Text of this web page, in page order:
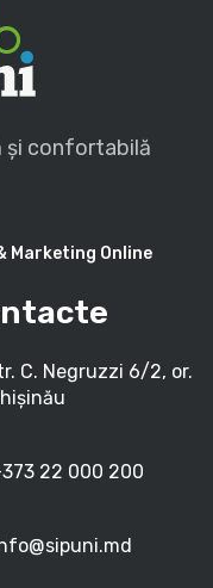
și confortabilă
Marketing Online
C. Negruzzi 6/2, or.
22 000 200